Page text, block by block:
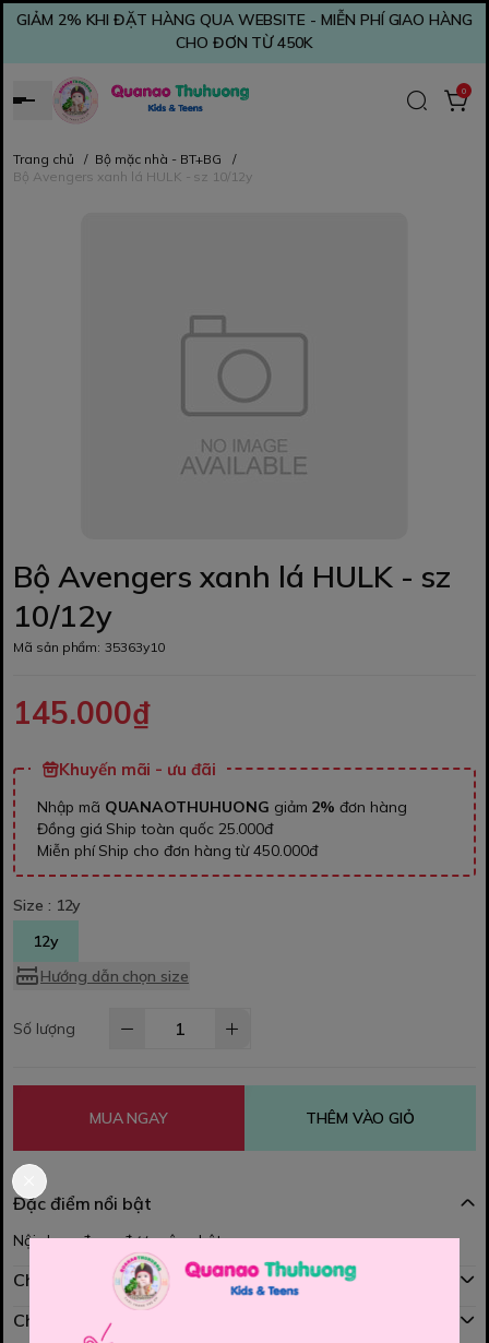
GIẢM 2% KHI ĐẶT HÀNG QUA WEBSITE - MIỄN PHÍ GIAO HÀNG
CHO ĐƠN TỪ 450K
0
Trang chủ / Bộ mặc nhà - BT+BG
/
Bộ Avengers xanh lá HULK - sz 10/12y
Bộ Avengers xanh lá HULK - sz
10/12y
Mã sản phẩm: 35363y10
145.000₫
Khuyến mãi - ưu đãi
Nhập mã QUANAOTHUHUONG giảm 2% đơn hàng
Đồng giá Ship toàn quốc 25.000đ
Miễn phí Ship cho đơn hàng từ 450.000đ
Size : 12y
12y
Hướng dẫn chọn size
Số lượng
MUA NGAY THÊM VÀO GIỎ
Đặc điểm nổi bật
Nội dung đang được cập nhật
Chính sách mua hàng
Chính sách đổi hàng